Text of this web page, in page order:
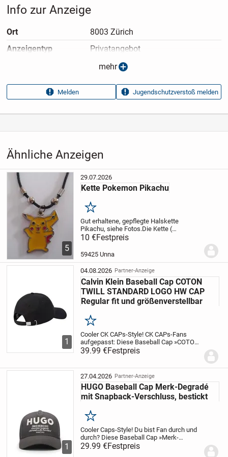
Ähnliche Anzeigen
5
29.07.2026
Kette Pokemon Pikachu
Merken
Gut erhaltene, gepflegte Halskette
Pikachu, siehe Fotos.Die Kette (
Halsumfang ) hat eine Länge von ca 40
Die Figur hat eine Gesamtlänge von
ca 3,5 cm,eine Gesamtbreite von ca 3
10 €Festpreis
59425 Unna
1
04.08.2026 Partner-Anzeige
Calvin Klein Baseball Cap COTON
TWILL STANDARD LOGO HW CAP
Regular fit und größenverstellbar
Merken
Cooler CK CAPs-Style! CK CAPs-Fans
aufgepasst: Diese Baseball Cap »COTON
TWILL STANDARD LOGO HW CAP« von
Calvin Klein hat das Potential zum
kannst du deiner...
39.99 €Festpreis
1
27.04.2026 Partner-Anzeige
HUGO Baseball Cap Merk-Degradé
mit Snapback-Verschluss, bestickt
Merken
Cooler Caps-Style! Du bist Fan durch und
durch? Diese Baseball Cap »Merk-
Degradé« von HUGO ist das richtige
Accessoire für alle, die von Caps nicht
29.99 €Festpreis
Info zur Anzeige
Ort
8003 Zürich
Anzeigen­typ
Privatangebot
23.07.2026
Anzeigen­kennung
c9323200
Aufrufe dieser
11
Accessoires›Mützen
mehr
Melden Jugendschutzverstoß melden